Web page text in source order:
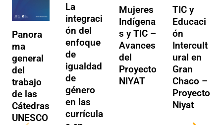
Panora
ma
general
del
trabajo
de las
Cátedras
UNESCO
La
integraci
ón del
enfoque
de
igualdad
de
género
en las
currícula
Mujeres
Indígena
s y TIC –
Avances
del
Proyecto
NIYAT
TIC y
Educaci
ón
Intercult
ural en
Gran
Chaco –
Proyecto
Niyat